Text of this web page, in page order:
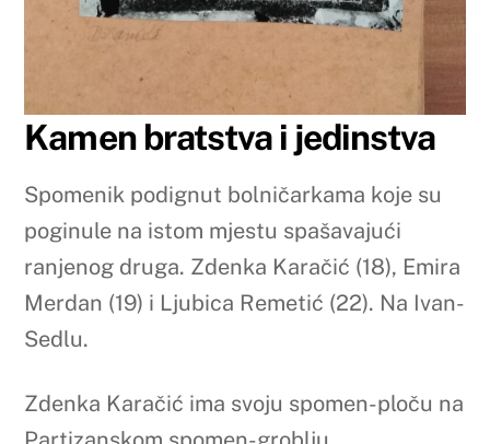
Kamen bratstva i jedinstva
Spomenik podignut bolničarkama koje su
poginule na istom mjestu spašavajući
ranjenog druga. Zdenka Karačić (18), Emira
Merdan (19) i Ljubica Remetić (22). Na Ivan-
Sedlu.
Zdenka Karačić ima svoju spomen-ploču na